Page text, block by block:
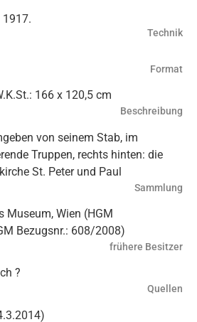
1917.
Technik
Format
166 x 120,5 cm
Beschreibung
von seinem Stab, im
Truppen, rechts hinten: die
St. Peter und Paul
Sammlung
Museum, Wien (HGM
Bezugsnr.: 608/2008)
frühere Besitzer
?
Quellen